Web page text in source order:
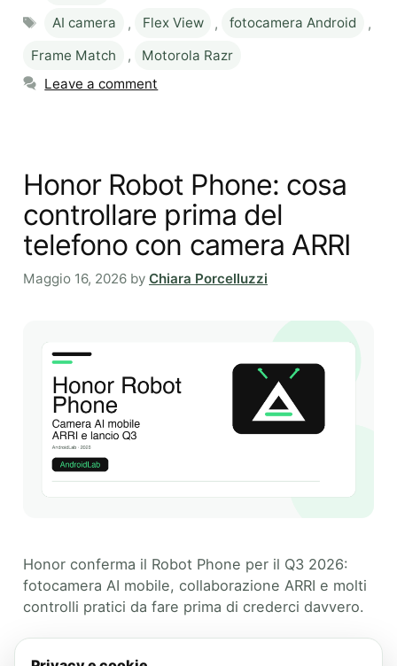
Tags
AI camera , Flex View , fotocamera Android
,
Frame Match
,
Motorola Razr
Leave a comment
Honor Robot Phone: cosa
controllare prima del
telefono con camera ARRI
Maggio 16, 2026 by Chiara Porcelluzzi
Honor conferma il Robot Phone per il Q3 2026:
fotocamera AI mobile, collaborazione ARRI e molti
controlli pratici da fare prima di crederci davvero.
Approfondimenti